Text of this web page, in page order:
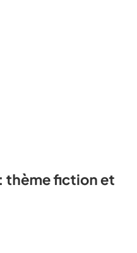
thème fiction et